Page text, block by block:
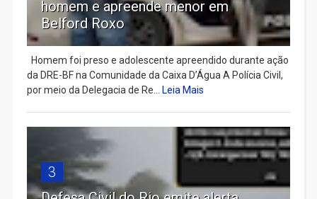
homem e apreende menor em
Belford Roxo
Homem foi preso e adolescente apreendido durante ação
da DRE-BF na Comunidade da Caixa D’Água A Polícia Civil,
por meio da Delegacia de Re... Leia Mais
3